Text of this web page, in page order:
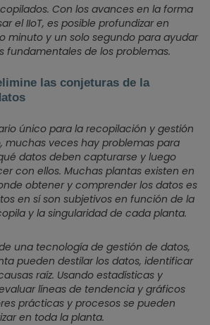
Con los avances en la forma
el IIoT, es posible profundizar en
minuto y un solo segundo para ayudar
fundamentales de los problemas.
las conjeturas de la
único para la recopilación y gestión
muchas veces hay problemas para
datos deben capturarse y luego
con ellos. Muchas plantas existen en
obtener y comprender los datos es
en sí son subjetivos en función de la
y la singularidad de cada planta.
una tecnología de gestión de datos,
pueden destilar los datos, identificar
raíz. Usando estadísticas y
líneas de tendencia y gráficos
prácticas y procesos se pueden
en toda la planta.